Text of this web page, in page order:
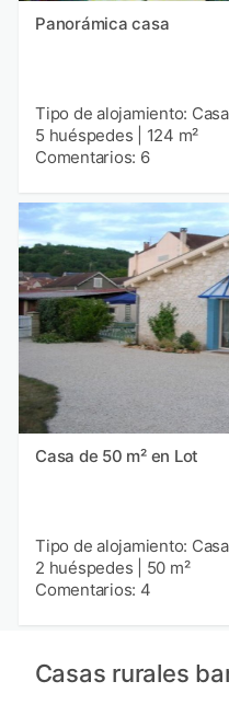
Panorámica casa
Tipo de alojamiento: Casa
5 huéspedes
124 m²
Comentarios: 6
Casa de 50 m² en Lot
Tipo de alojamiento: Casa
2 huéspedes
50 m²
Comentarios: 4
Casas rurales